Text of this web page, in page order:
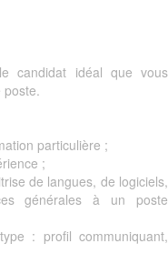
candidat idéal que vous
poste.
particulière ;
;
de langues, de logiciels,
générales à un poste
: profil communiquant,